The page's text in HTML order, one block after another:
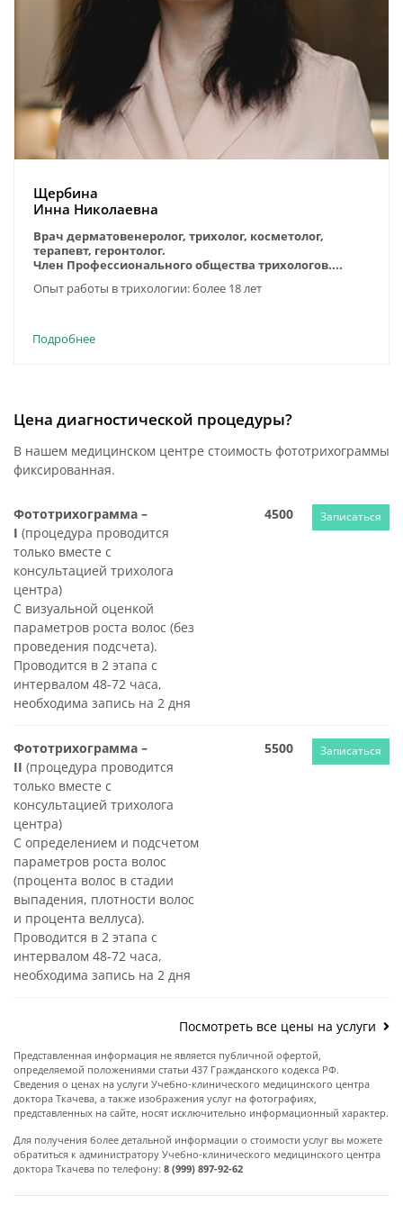
Щербина
Инна Николаевна
Врач дерматовенеролог, трихолог, косметолог,
терапевт, геронтолог.
Член Профессионального общества трихологов....
Опыт работы в трихологии: более 18 лет
Подробнее
Цена диагностической процедуры?
В нашем медицинском центре стоимость фототрихограммы
фиксированная.
Фототрихограмма –
I (процедура проводится
только вместе с
консультацией трихолога
центра)
С визуальной оценкой
параметров роста волос (без
проведения подсчета).
Проводится в 2 этапа с
интервалом 48-72 часа,
необходима запись на 2 дня
4500 Записаться
Фототрихограмма –
II (процедура проводится
только вместе с
консультацией трихолога
центра)
С определением и подсчетом
параметров роста волос
(процента волос в стадии
выпадения, плотности волос
и процента веллуса).
Проводится в 2 этапа с
интервалом 48-72 часа,
необходима запись на 2 дня
5500 Записаться
Посмотреть все цены на услуги
Представленная информация не является публичной офертой,
определяемой положениями статьи 437 Гражданского кодекса РФ.
Сведения о ценах на услуги Учебно-клинического медицинского центра
доктора Ткачева, а также изображения услуг на фотографиях,
представленных на сайте, носят исключительно информационный характер.
Для получения более детальной информации о стоимости услуг вы можете
обратиться к администратору Учебно-клинического медицинского центра
доктора Ткачева по телефону: 8 (999) 897-92-62